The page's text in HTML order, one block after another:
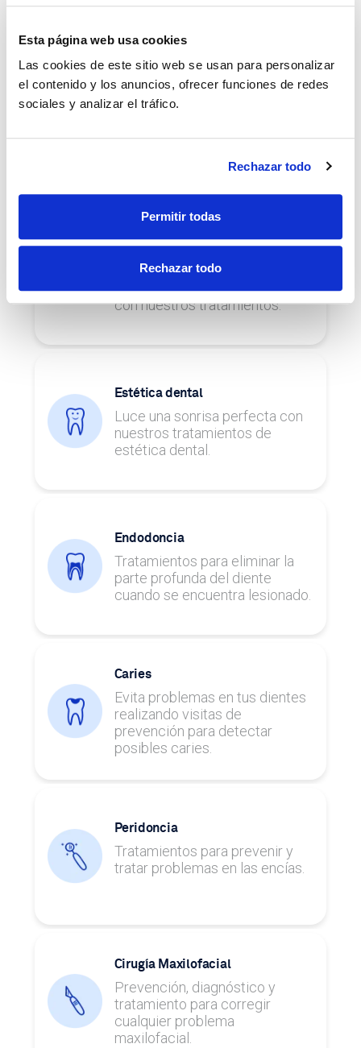
Esta página web usa cookies
Las cookies de este sitio web se usan para personalizar
el contenido y los anuncios, ofrecer funciones de redes
sociales y analizar el tráfico.
Rechazar todo
Permitir todas
Rechazar todo
Ortodoncia
dientes y mandíbula para lucir
una increíble sonrisa.
Ortodoncia infantil
Corrige los dientes y la
mandíbula de los más peques
con nuestros tratamientos.
Estética dental
Luce una sonrisa perfecta con
nuestros tratamientos de
estética dental.
Endodoncia
Tratamientos para eliminar la
parte profunda del diente
cuando se encuentra lesionado.
Caries
Evita problemas en tus dientes
realizando visitas de
prevención para detectar
posibles caries.
Peridoncia
Tratamientos para prevenir y
tratar problemas en las encías.
Cirugía Maxilofacial
Prevención, diagnóstico y
tratamiento para corregir
cualquier problema
maxilofacial.